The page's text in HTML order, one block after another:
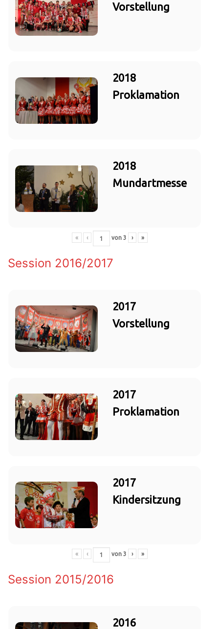
Vorstellung
2018
Proklamation
2018
Mundartmesse
« ‹ von 3 › »
Session 2016/2017
2017
Vorstellung
2017
Proklamation
2017
Kindersitzung
« ‹ von 3 › »
Session 2015/2016
2016